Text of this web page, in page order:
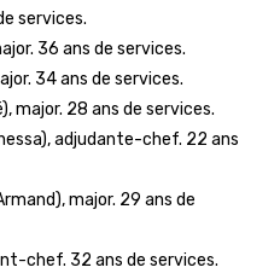
services.
36 ans de services.
34 ans de services.
major. 28 ans de services.
adjudante-chef. 22 ans
major. 29 ans de
chef. 32 ans de services.